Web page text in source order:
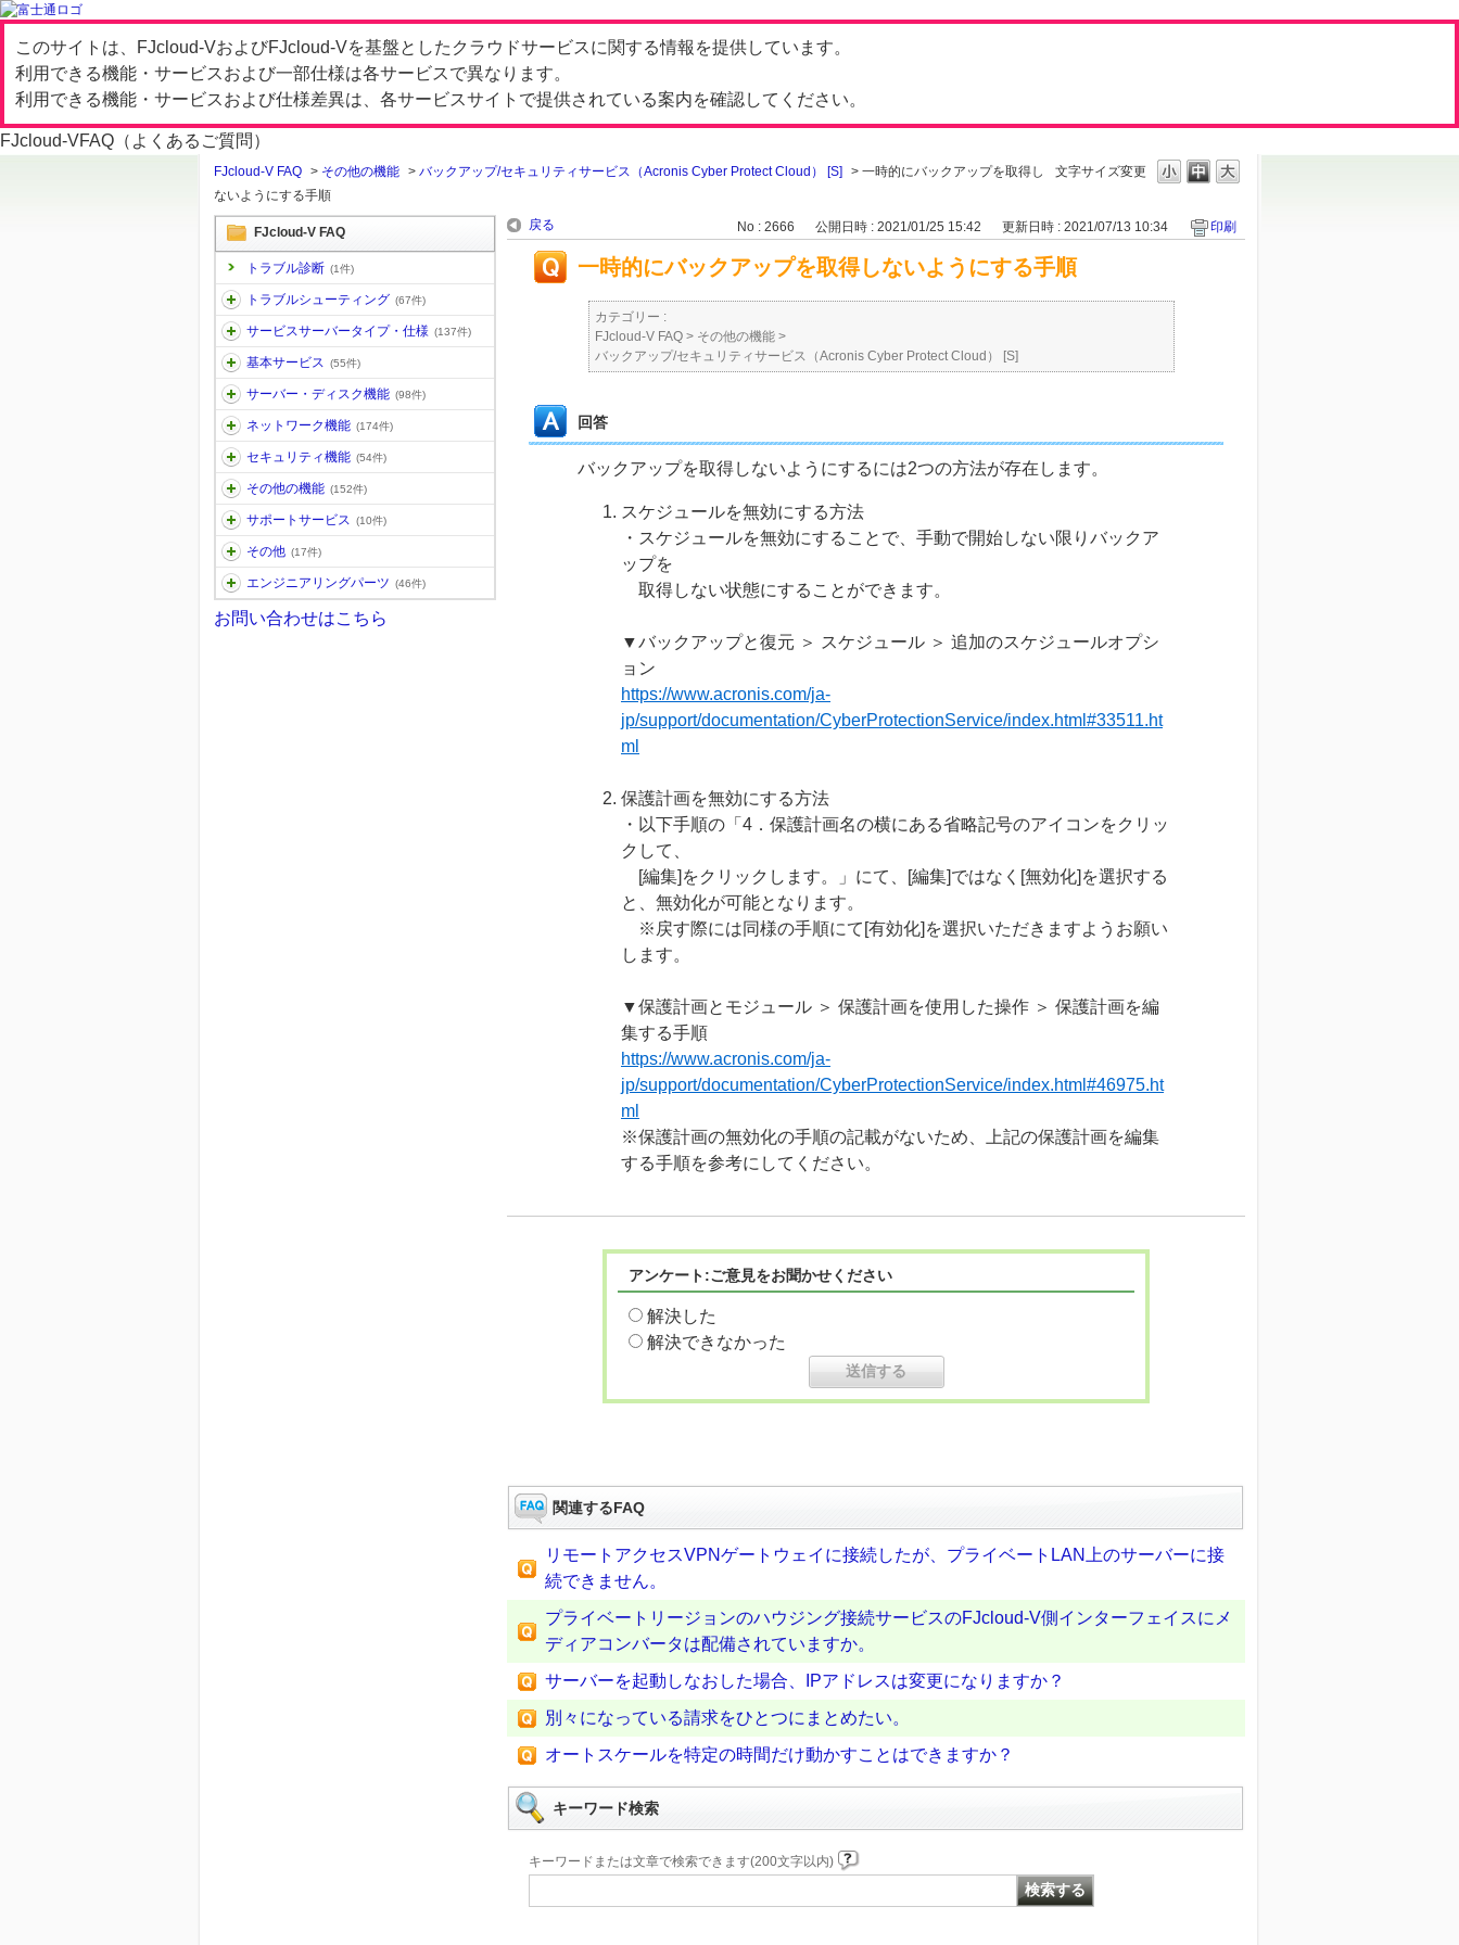
このサイトは、FJcloud-VおよびFJcloud-Vを基盤としたクラウドサービスに関する情報を提供しています。
利用できる機能・サービスおよび一部仕様は各サービスで異なります。
利用できる機能・サービスおよび仕様差異は、各サービスサイトで提供されている案内を確認してください。
FJcloud-VFAQ（よくあるご質問）
文字サイズ変更
FJcloud-V FAQ > その他の機能 > バックアップ/セキュリティサービス（Acronis Cyber Protect Cloud） [S] > 一時的にバックアップを取得し
ないようにする手順
FJcloud-V FAQ
トラブル診断 (1件)
トラブルシューティング (67件)
サービスサーバータイプ・仕様 (137件)
基本サービス (55件)
サーバー・ディスク機能 (98件)
ネットワーク機能 (174件)
セキュリティ機能 (54件)
その他の機能 (152件)
サポートサービス (10件)
その他 (17件)
エンジニアリングパーツ (46件)
お問い合わせはこちら
戻る No : 2666 公開日時 : 2021/01/25 15:42 更新日時 : 2021/07/13 10:34 印刷
一時的にバックアップを取得しないようにする手順
カテゴリー :
FJcloud-V FAQ > その他の機能 >
バックアップ/セキュリティサービス（Acronis Cyber Protect Cloud） [S]
回答
バックアップを取得しないようにするには2つの方法が存在します。
スケジュールを無効にする方法
・スケジュールを無効にすることで、手動で開始しない限りバックア
ップを
取得しない状態にすることができます。
▼バックアップと復元 ＞ スケジュール ＞ 追加のスケジュールオプシ
ョン
https://www.acronis.com/ja-
jp/support/documentation/CyberProtectionService/index.html#33511.ht
ml
保護計画を無効にする方法
・以下手順の「4．保護計画名の横にある省略記号のアイコンをクリッ
クして、
[編集]をクリックします。」にて、[編集]ではなく[無効化]を選択する
と、無効化が可能となります。
※戻す際には同様の手順にて[有効化]を選択いただきますようお願い
します。
▼保護計画とモジュール ＞ 保護計画を使用した操作 ＞ 保護計画を編
集する手順
https://www.acronis.com/ja-
jp/support/documentation/CyberProtectionService/index.html#46975.ht
ml
※保護計画の無効化の手順の記載がないため、上記の保護計画を編集
する手順を参考にしてください。
アンケート:ご意見をお聞かせください
解決した
解決できなかった
関連するFAQ
リモートアクセスVPNゲートウェイに接続したが、プライベートLAN上のサーバーに接
続できません。
プライベートリージョンのハウジング接続サービスのFJcloud-V側インターフェイスにメ
ディアコンバータは配備されていますか。
サーバーを起動しなおした場合、IPアドレスは変更になりますか？
別々になっている請求をひとつにまとめたい。
オートスケールを特定の時間だけ動かすことはできますか？
キーワード検索
キーワードまたは文章で検索できます(200文字以内)